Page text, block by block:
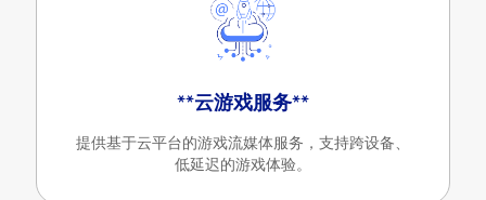
**云游戏服务**
提供基于云平台的游戏流媒体服务，支持跨设备、
低延迟的游戏体验。